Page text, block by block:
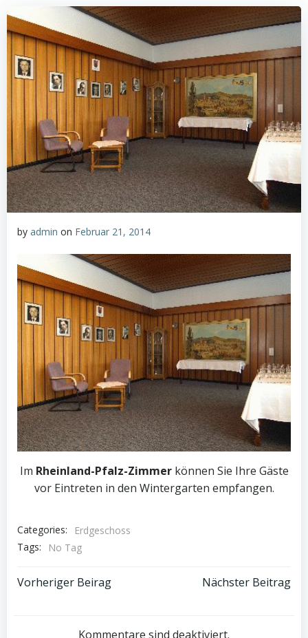
by admin on Februar 21, 2014
Im Rheinland-Pfalz-Zimmerkönnen Sie Ihre Gäste
vor Eintreten in den Wintergarten empfangen.
Categories:
Erdgeschoss
Tags:
No Tag
Post
navigation
Vorheriger Beirag
Post
navigation
Nächster Beitrag
Kommentare sind deaktiviert.